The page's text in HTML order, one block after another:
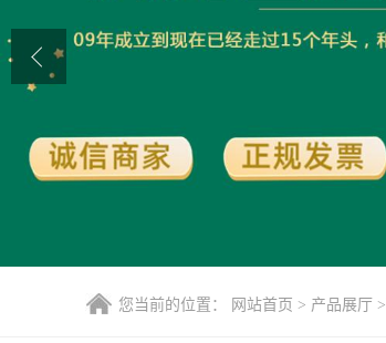
联系方式
您当前的位置： 网站首页 > 产品展厅 >